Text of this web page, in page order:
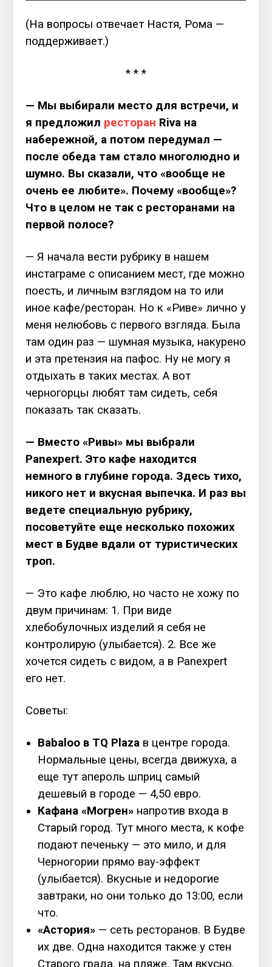
(На вопросы отвечает Настя, Рома —
поддерживает.)
* * *
— Мы выбирали место для встречи, и
я предложил ресторан Riva на
набережной, а потом передумал —
после обеда там стало многолюдно и
шумно. Вы сказали, что «вообще не
очень ее любите». Почему «вообще»?
Что в целом не так с ресторанами на
первой полосе?
— Я начала вести рубрику в нашем
инстаграме с описанием мест, где можно
поесть, и личным взглядом на то или
иное кафе/ресторан. Но к «Риве» лично у
меня нелюбовь с первого взгляда. Была
там один раз — шумная музыка, накурено
и эта претензия на пафос. Ну не могу я
отдыхать в таких местах. А вот
черногорцы любят там сидеть, себя
показать так сказать.
— Вместо «Ривы» мы выбрали
Panexpert. Это кафе находится
немного в глубине города. Здесь тихо,
никого нет и вкусная выпечка. И раз вы
ведете специальную рубрику,
посоветуйте еще несколько похожих
мест в Будве вдали от туристических
троп.
— Это кафе люблю, но часто не хожу по
двум причинам: 1. При виде
хлебобулочных изделий я себя не
контролирую (улыбается). 2. Все же
хочется сидеть с видом, а в Panexpert
его нет.
Советы:
Babaloo в TQ Plaza в центре города.
Нормальные цены, всегда движуха, а
еще тут апероль шприц самый
дешевый в городе — 4,50 евро.
Кафана «Могрен» напротив входа в
Старый город. Тут много места, к кофе
подают печеньку — это мило, и для
Черногории прямо вау-эффект
(улыбается). Вкусные и недорогие
завтраки, но они только до 13:00, если
что.
«Астория» — сеть ресторанов. В Будве
их две. Одна находится также у стен
Старого града, на пляже. Там вкусно,